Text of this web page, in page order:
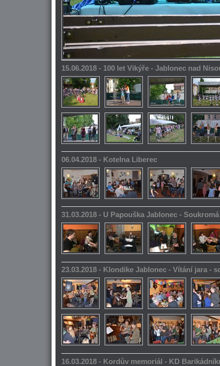
15.06.2018 - 100 let Vikýře - Jablonec nad
06.04.2018 - Kotelna Liberec
31.03.2018 - U Papouška Jablonec -
23.03.2018 - Klondike Jablonec - Vítání jara -
16.03.2018 - Kordův memoriál - KD